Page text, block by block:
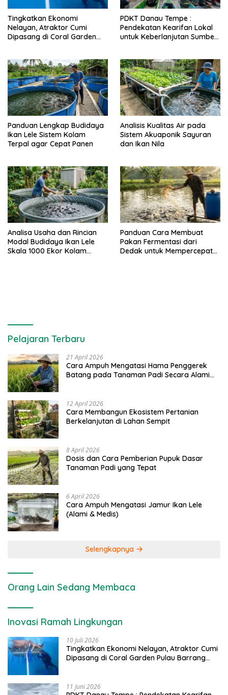
Tingkatkan Ekonomi
Nelayan, Atraktor Cumi
Dipasang di Coral Garden
PDKT Danau Tempe :
Pendekatan Kearifan Lokal
untuk Keberlanjutan Sumber
Panduan Lengkap Budidaya
Ikan Lele Sistem Kolam
Terpal agar Cepat Panen
Analisis Kualitas Air pada
Sistem Akuaponik Sayuran
dan Ikan Nila
Analisa Usaha dan Rincian
Modal Budidaya Ikan Lele
Skala 1000 Ekor Kolam
Panduan Cara Membuat
Pakan Fermentasi dari
Dedak untuk Mempercepat
Pelajaran Terbaru
21 April 2026
Cara Ampuh Mengatasi Hama Penggerek
Batang pada Tanaman Padi Secara Alami
12 April 2026
Cara Membangun Ekosistem Pertanian
Berkelanjutan di Lahan Sempit
8 April 2026
Dosis dan Cara Pemberian Pupuk Dasar
Tanaman Padi yang Tepat
6 April 2026
Cara Ampuh Mengatasi Jamur Ikan Lele
(Alami & Medis)
Selengkapnya
Orang Lain Sedang Membaca
Inovasi Ramah Lingkungan
10 Juli 2026
Tingkatkan Ekonomi Nelayan, Atraktor Cumi
Dipasang di Coral Garden Pulau Barrang
11 Juni 2026